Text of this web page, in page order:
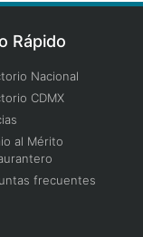
Rápido
Nacional
CDMX
al Mérito
frecuentes